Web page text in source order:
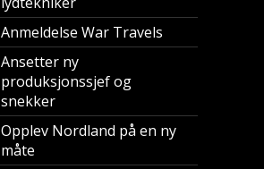
Anmeldelse War Travels
Ansetter ny
produksjonssjef og
snekker
Opplev Nordland på en ny
måte